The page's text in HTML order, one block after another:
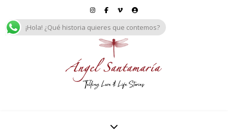
¡Hola! ¿Qué historia quieres que contemos?